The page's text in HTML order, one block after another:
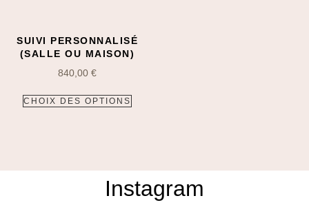
SUIVI PERSONNALISÉ
(SALLE OU MAISON)
840,00 €
CHOIX DES OPTIONS
Instagram